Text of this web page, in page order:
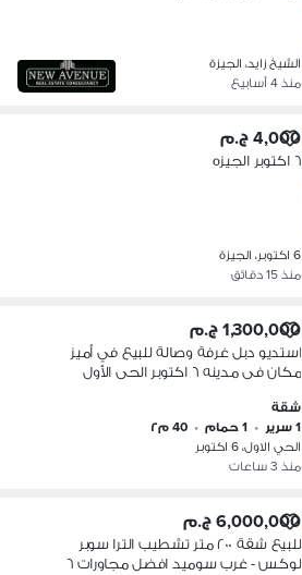
الشيخ زايد، الجيزة
منذ 4 أسابيع
4,000 ج.م
٦ اكتوبر الجيزه
6 اكتوبر، الجيزة
منذ 15 دقائق
1,300,000 ج.م
استديو دبل غرفة وصالة للبيع في أميز
مكان فى مدينه ٦ اكتوبر الحى الأول
الاستديو غرفة وصالة ومطبخ وحمام للبيع
شقة
1 سرير
• 1 حمام • 40 م٢
الحي الاول، 6 اكتوبر
منذ 3 ساعات
6,000,000 ج.م
للبيع شقة ٢٠٠ متر تشطيب الترا سوبر
لوكس - غرب سوميد افضل مجاورات ٦